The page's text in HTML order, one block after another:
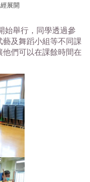
展開
始舉行，同學透過參
及舞蹈小組等不同課
他們可以在課餘時間在